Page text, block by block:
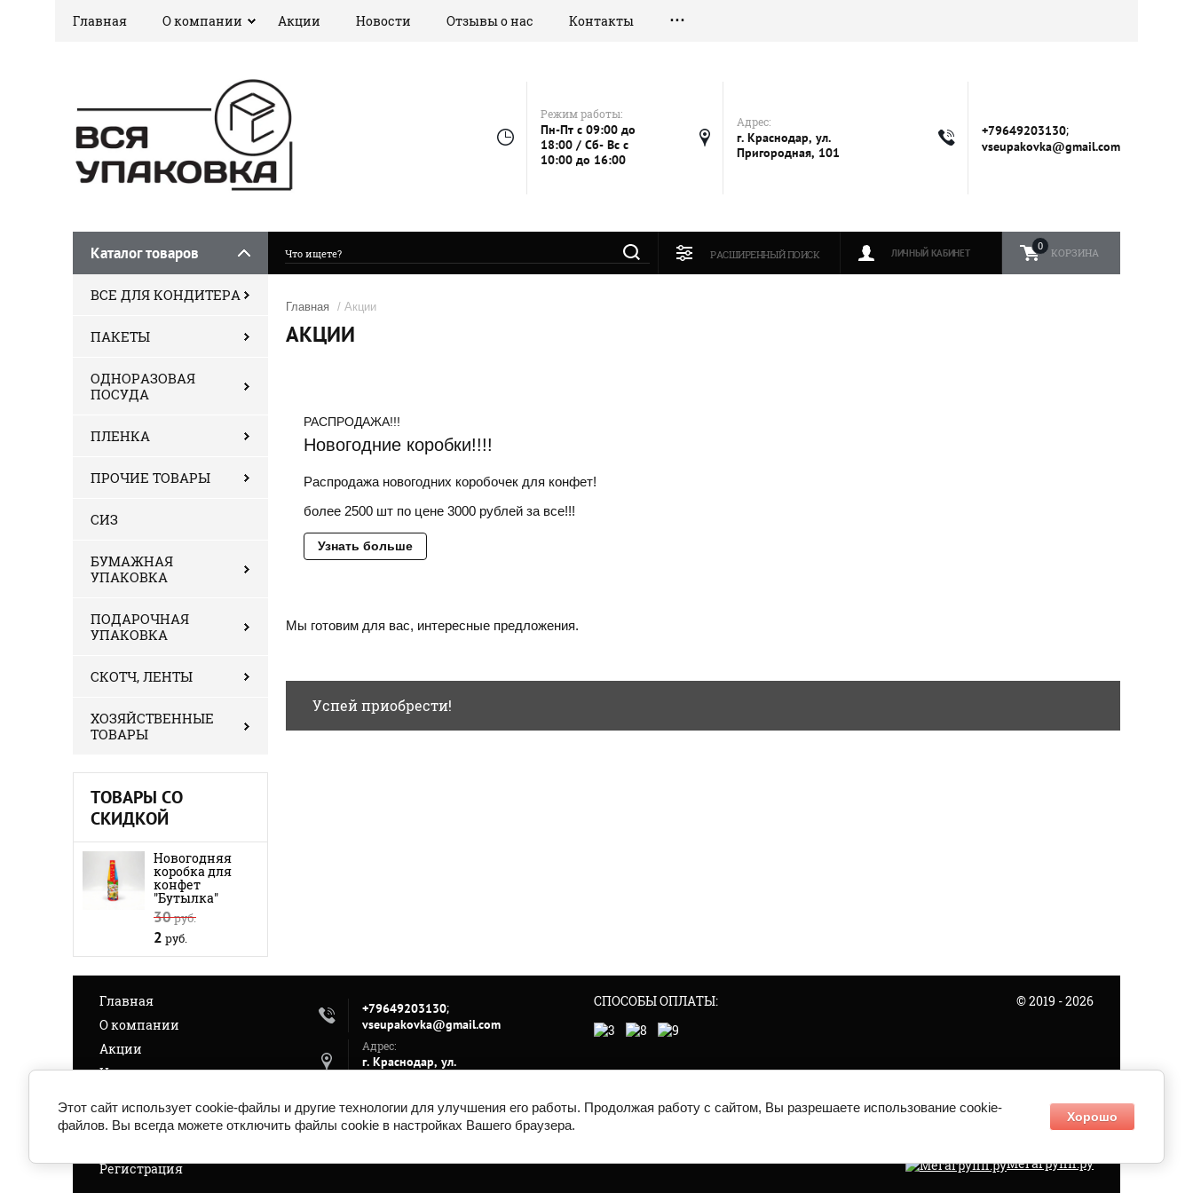
Главная О компании Акции Новости Отзывы о нас Контакты
Режим работы:
Пн-Пт с 09:00 до
18:00 / Сб- Вс с
10:00 до 16:00
Адрес:
г. Краснодар, ул.
Пригородная, 101
+79649203130;
vseupakovka@gmail.com
Каталог товаров КОРЗИНА
0
ЛИЧНЫЙ КАБИНЕТ
РАСШИРЕННЫЙ ПОИСК
ВСЕ ДЛЯ КОНДИТЕРА
ПАКЕТЫ
ОДНОРАЗОВАЯ
ПОСУДА
ПЛЕНКА
ПРОЧИЕ ТОВАРЫ
СИЗ
БУМАЖНАЯ
УПАКОВКА
ПОДАРОЧНАЯ
УПАКОВКА
СКОТЧ, ЛЕНТЫ
ХОЗЯЙСТВЕННЫЕ
ТОВАРЫ
ТОВАРЫ СО
СКИДКОЙ
Новогодняя
коробка для
конфет
"Бутылка"
30руб.
2 руб.
Главная / Акции
АКЦИИ
РАСПРОДАЖА!!!
Новогодние коробки!!!!
Распродажа новогодних коробочек для конфет!
более 2500 шт по цене 3000 рублей за все!!!
Узнать больше
Мы готовим для вас, интересные предложения.
Успей приобрести!
Главная
О компании
Акции
Новости
Контакты
Регистрация
+79649203130;
vseupakovka@gmail.com
Адрес:
г. Краснодар, ул.
Пн-Пт с 09:00 до
18:00 / Сб- Вс с
СПОСОБЫ ОПЛАТЫ: © 2019 - 2026
Мегагрупп.ру
Этот сайт использует cookie-файлы и другие технологии для улучшения его работы. Продолжая работу с сайтом, Вы разрешаете использование cookie-
файлов. Вы всегда можете отключить файлы cookie в настройках Вашего браузера.
Хорошо